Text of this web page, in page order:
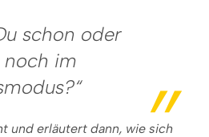
schon oder
noch im
und erläutert dann, wie sich